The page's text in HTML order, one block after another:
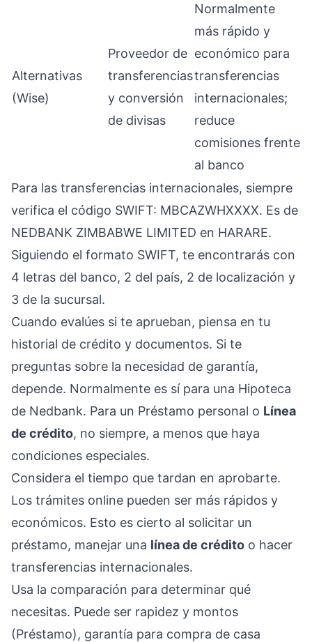
Alternativas
(Wise)
Proveedor de
transferencias
y conversión
de divisas
Normalmente
más rápido y
económico para
transferencias
internacionales;
reduce
comisiones frente
al banco
Para las transferencias internacionales, siempre
verifica el código SWIFT: MBCAZWHXXXX. Es de
NEDBANK ZIMBABWE LIMITED en HARARE.
Siguiendo el formato SWIFT, te encontrarás con
4 letras del banco, 2 del país, 2 de localización y
3 de la sucursal.
Cuando evalúes si te aprueban, piensa en tu
historial de crédito y documentos. Si te
preguntas sobre la necesidad de garantía,
depende. Normalmente es sí para una Hipoteca
de Nedbank. Para un Préstamo personal o Línea
de crédito, no siempre, a menos que haya
condiciones especiales.
Considera el tiempo que tardan en aprobarte.
Los trámites online pueden ser más rápidos y
económicos. Esto es cierto al solicitar un
préstamo, manejar una línea de crédito o hacer
transferencias internacionales.
Usa la comparación para determinar qué
necesitas. Puede ser rapidez y montos
(Préstamo), garantía para compra de casa